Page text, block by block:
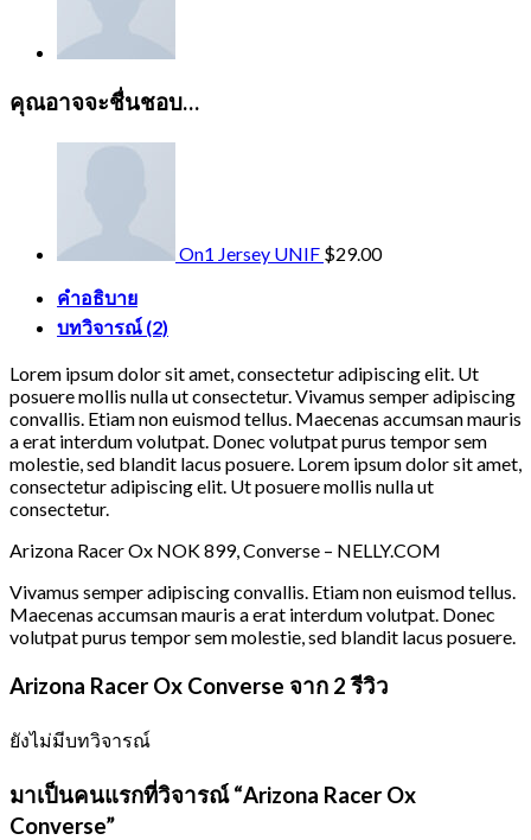
คุณอาจจะชื่นชอบ…
On1 Jersey UNIF $29.00
คำอธิบาย
บทวิจารณ์ (2)
Lorem ipsum dolor sit amet, consectetur adipiscing elit. Ut
posuere mollis nulla ut consectetur. Vivamus semper adipiscing
convallis. Etiam non euismod tellus. Maecenas accumsan mauris
a erat interdum volutpat. Donec volutpat purus tempor sem
molestie, sed blandit lacus posuere. Lorem ipsum dolor sit amet,
consectetur adipiscing elit. Ut posuere mollis nulla ut
consectetur.
Arizona Racer Ox NOK 899, Converse – NELLY.COM
Vivamus semper adipiscing convallis. Etiam non euismod tellus.
Maecenas accumsan mauris a erat interdum volutpat. Donec
volutpat purus tempor sem molestie, sed blandit lacus posuere.
Arizona Racer Ox Converse จาก 2 รีวิว
ยังไม่มีบทวิจารณ์
มาเป็นคนแรกที่วิจารณ์ “Arizona Racer Ox
Converse”